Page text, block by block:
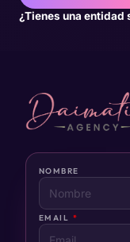
¿Tienes una entidad
NOMBRE
EMAIL